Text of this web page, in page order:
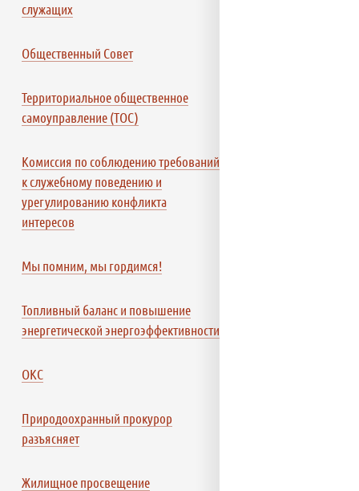
служащих
Общественный Совет
Территориальное общественное
самоуправление (ТОС)
Комиссия по соблюдению требований
к служебному поведению и
урегулированию конфликта
интересов
Мы помним, мы гордимся!
Топливный баланс и повышение
энергетической энергоэффективности
ОКС
Природоохранный прокурор
разъясняет
Жилищное просвещение